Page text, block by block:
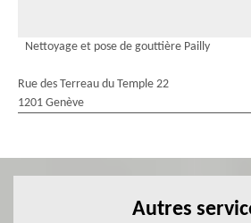
Nettoyage et pose de gouttière Pailly
Rue des Terreau du Temple 22
1201 Genève
Autres